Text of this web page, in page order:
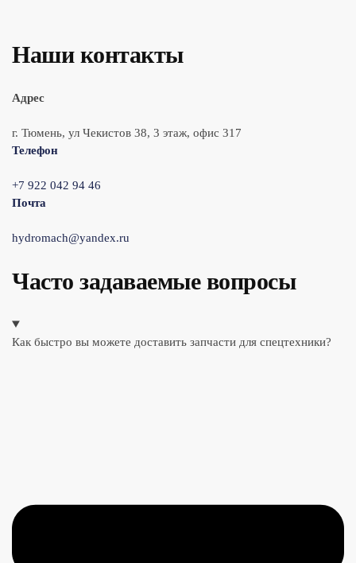
Наши контакты
Адрес
г. Тюмень, ул Чекистов 38, 3 этаж, офис 317
Телефон
+7 922 042 94 46
Почта
hydromach@yandex.ru
Часто задаваемые вопросы
Как быстро вы можете доставить запчасти для спецтехники?